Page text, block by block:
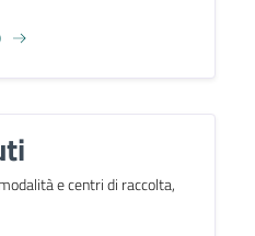
e centri di raccolta,